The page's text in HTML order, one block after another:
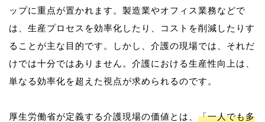
ップに重点が置かれます。製造業やオフィス業務などで
は、生産プロセスを効率化したり、コストを削減したりす
ることが主な目的です。しかし、介護の現場では、それだ
けでは十分ではありません。介護における生産性向上は、
単なる効率化を超えた視点が求められるのです。
厚生労働省が定義する介護現場の価値とは、 「一人でも多